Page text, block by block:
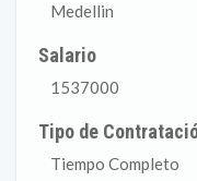
Medellin
Salario
1537000
Tipo de
Tiempo Completo